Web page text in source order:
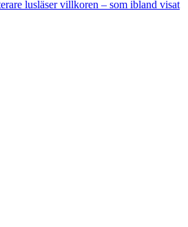
lusläser villkoren – som ibland visat